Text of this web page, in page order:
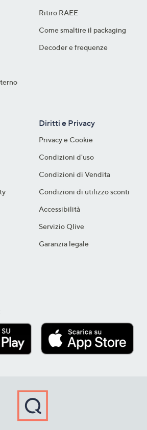
Ritiro RAEE
Come smaltire il packaging​
Decoder e frequenze​
Diritti e Privacy
Privacy e Cookie
Condizioni d'uso
Condizioni di Vendita
Condizioni di utilizzo sconti
Accessibilità
Servizio Qlive
Garanzia legale